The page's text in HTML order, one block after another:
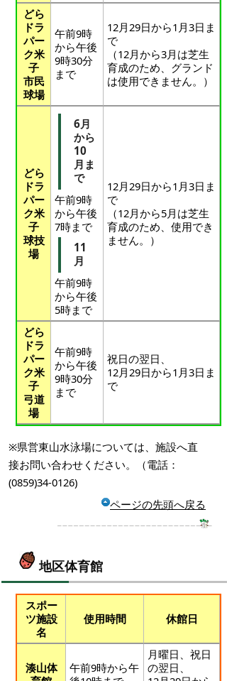
どら
ドラ
パー
ク米
子
市民
球場
午前9時
から午後
9時30分
まで
12月29日から1月3日ま
で
（12月から3月は芝生
育成のため、グランド
は使用できません。）
どら
ドラ
パー
ク米
子
球技
場
6月
から
10
月ま
で
午前9時
から午後
7時まで
11
月
午前9時
から午後
5時まで
12月29日から1月3日ま
で
（12月から5月は芝生
育成のため、使用でき
ません。）
どら
ドラ
パー
ク米
子
弓道
場
午前9時
から午後
9時30分
まで
祝日の翌日、
12月29日から1月3日ま
で
※県営東山水泳場については、施設へ直
接お問い合わせください。（電話：
(0859)34-0126)
ページの先頭へ戻る
地区体育館
スポー
ツ施設
名
使用時間 休館日
湊山体
午前9時から午
月曜日、祝日
の翌日、